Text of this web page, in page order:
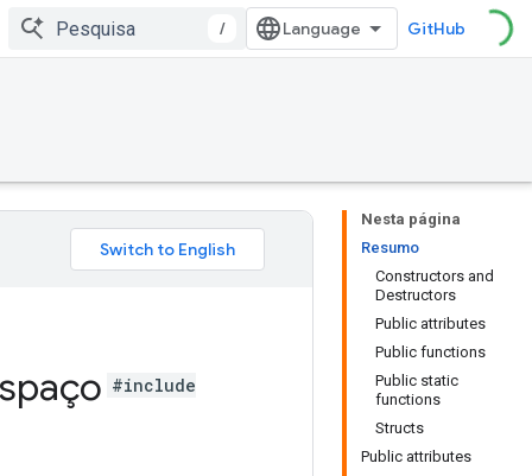
/ GitHub
Nesta página
Resumo
Constructors and
Destructors
Public attributes
Public functions
Public static
functions
Structs
Public attributes
#include